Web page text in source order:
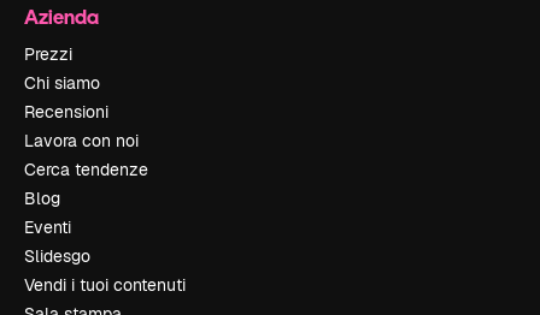
Azienda
Prezzi
Chi siamo
Recensioni
Lavora con noi
Cerca tendenze
Blog
Eventi
Slidesgo
Vendi i tuoi contenuti